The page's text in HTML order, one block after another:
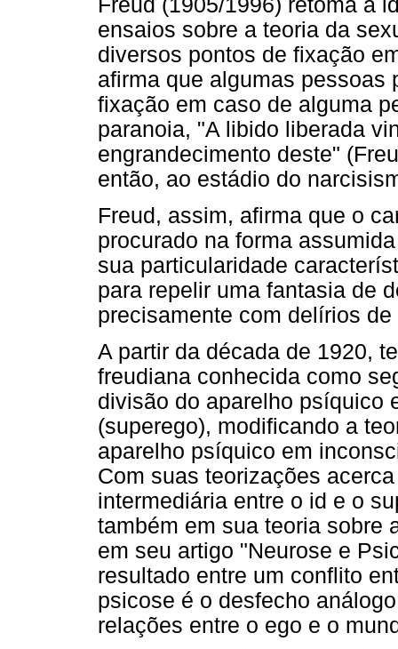
ensaios sobre a teoria da
diversos pontos de fixação
afirma que algumas pessoas
fixação em caso de alguma
paranoia, "A libido liberada
engrandecimento deste"
então, ao estádio do
Freud, assim, afirma que o
procurado na forma
sua particularidade
para repelir uma fantasia de
precisamente com delírios
A partir da década de 1920,
freudiana conhecida como
divisão do aparelho psíquico
(superego), modificando a
aparelho psíquico em
Com suas teorizações
intermediária entre o id e o
também em sua teoria sobre
em seu artigo "Neurose e
resultado entre um conflito
psicose é o desfecho
relações entre o ego e o